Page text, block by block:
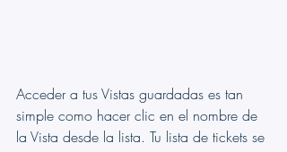
Acceder a tus Vistas guardadas es tan
simple como hacer clic en el nombre de
la Vista desde la lista. Tu lista de tickets se